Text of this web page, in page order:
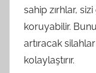
sahip zırhlar,
koruyabilir.
artıracak
kolaylaştırır.